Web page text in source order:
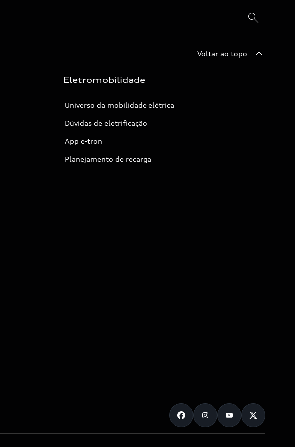
Voltar ao topo
Eletromobilidade
Universo da mobilidade elétrica
Dúvidas de eletrificação
App e-tron
Planejamento de recarga